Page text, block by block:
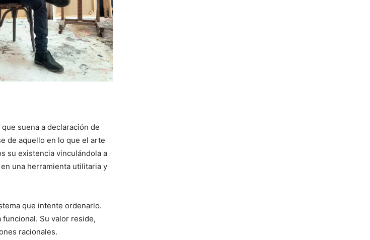
suena a declaración de
de aquello en lo que el arte
su existencia vinculándola a
una herramienta utilitaria y
que intente ordenarlo.
Su valor reside,
racionales.